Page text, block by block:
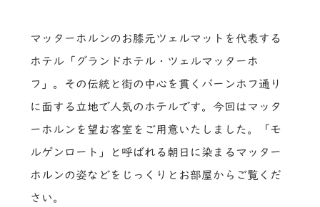
マッターホルンのお膝元ツェルマットを代表する
ホテル「グランドホテル・ツェルマッターホ
フ」。その伝統と街の中心を貫くバーンホフ通り
に面する立地で人気のホテルです。今回はマッタ
ーホルンを望む客室をご用意いたしました。「モ
ルゲンロート」と呼ばれる朝日に染まるマッター
ホルンの姿などをじっくりとお部屋からご覧くだ
さい。